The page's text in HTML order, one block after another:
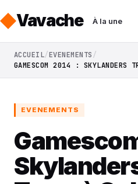
Vavache À la une
ACCUEIL EVENEMENTS
GAMESCOM 2014 : SKYLANDERS
EVENEMENTS